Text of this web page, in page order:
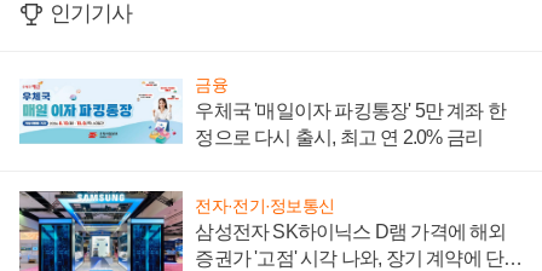
인기기사
금융
우체국 '매일이자 파킹통장' 5만 계좌 한
정으로 다시 출시, 최고 연 2.0% 금리
전자·전기·정보통신
삼성전자 SK하이닉스 D램 가격에 해외
증권가 '고점' 시각 나와, 장기 계약에 단점